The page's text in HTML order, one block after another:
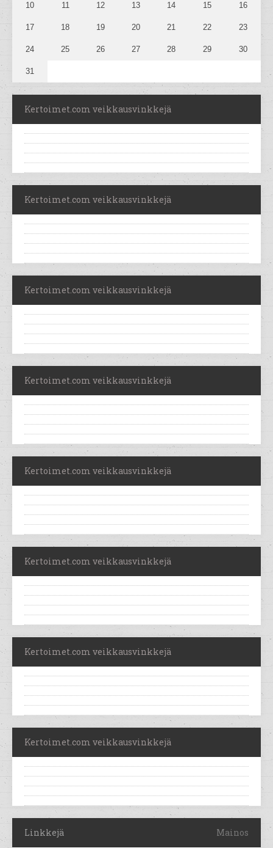
10 11 12 13 14 15 16
17 18 19 20 21 22 23
24 25 26 27 28 29 30
31
Kertoimet.com veikkausvinkkejä
Kertoimet.com veikkausvinkkejä
Kertoimet.com veikkausvinkkejä
Kertoimet.com veikkausvinkkejä
Kertoimet.com veikkausvinkkejä
Kertoimet.com veikkausvinkkejä
Kertoimet.com veikkausvinkkejä
Kertoimet.com veikkausvinkkejä
Linkkejä Mainos